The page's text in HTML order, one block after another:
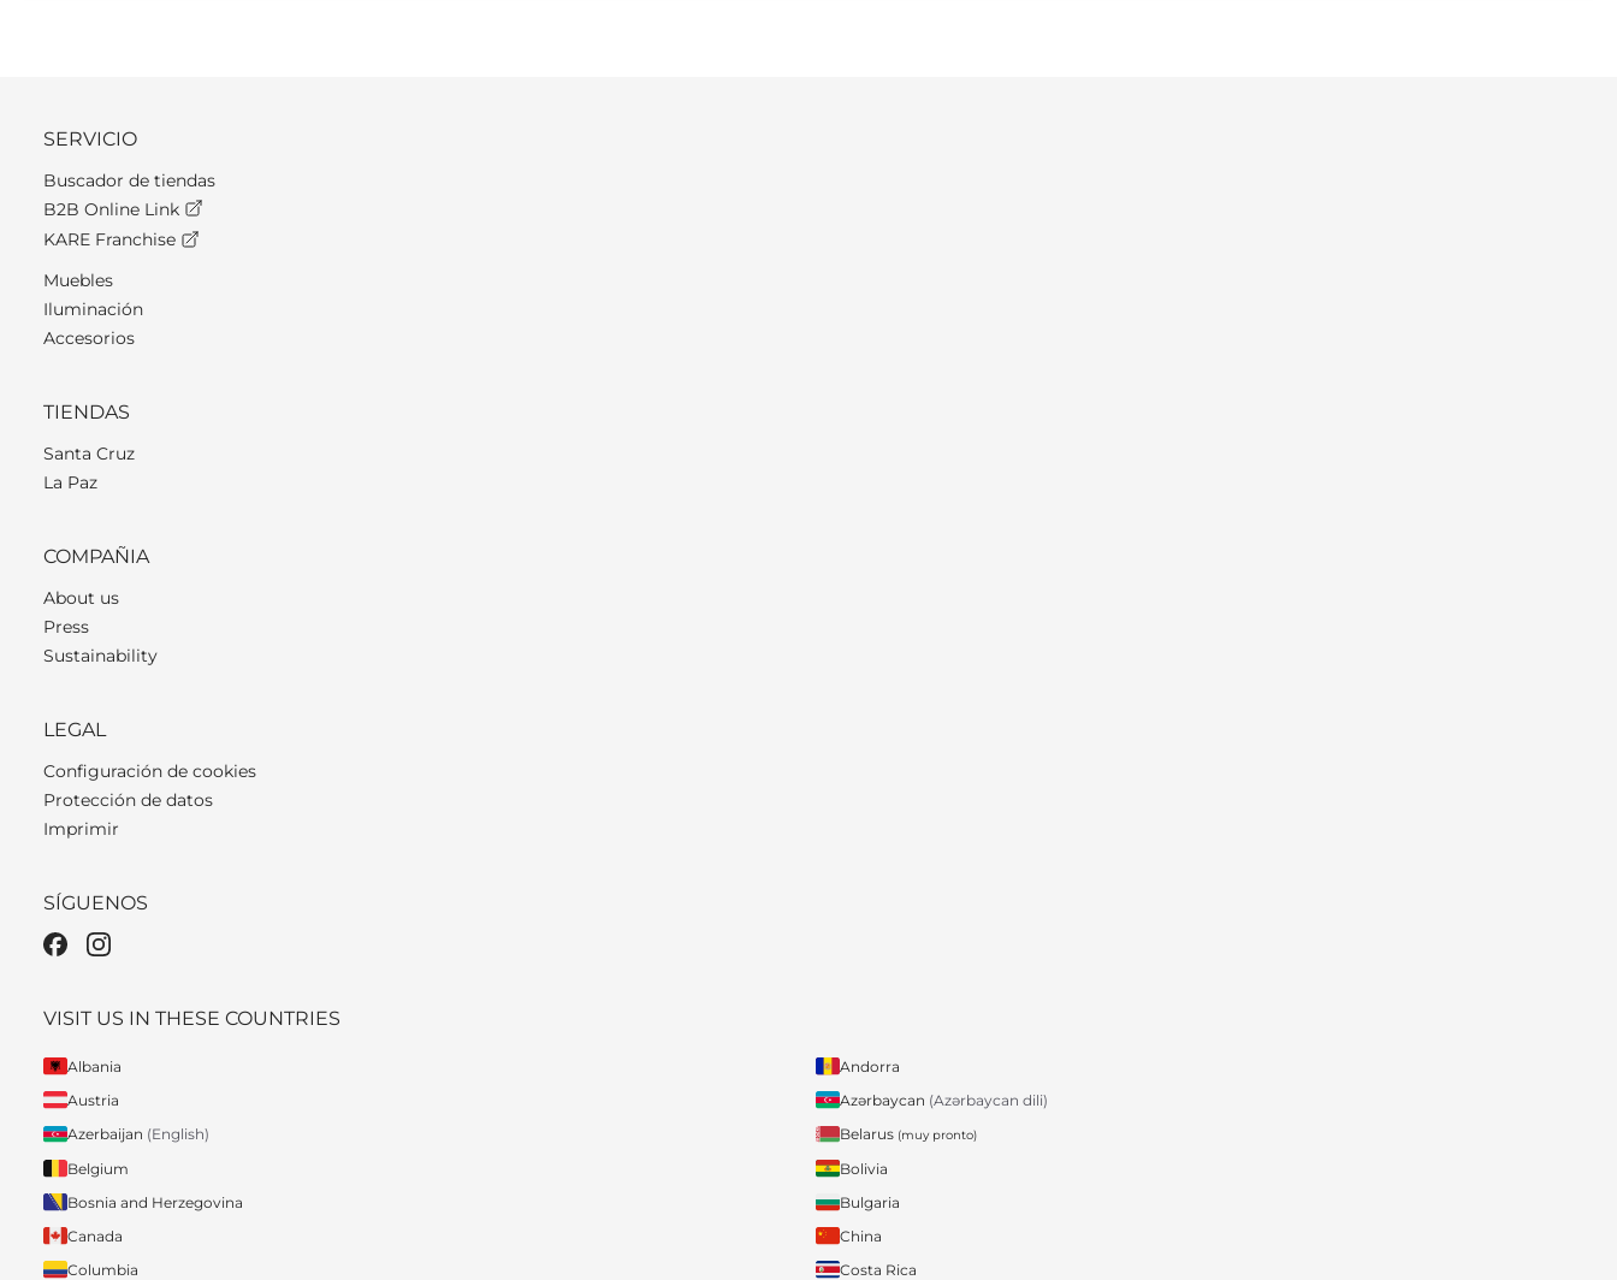
SERVICIO
Buscador de tiendas
B2B Online Link
KARE Franchise
Muebles
Iluminación
Accesorios
TIENDAS
Santa Cruz
La Paz
COMPAÑIA
About us
Press
Sustainability
LEGAL
Configuración de cookies
Protección de datos
Imprimir
SÍGUENOS
VISIT US IN THESE COUNTRIES
Albania
Andorra
Austria
Azərbaycan (Azərbaycan dili)
Azerbaijan (English) Belarus (muy pronto)
Belgium
Bolivia
Bosnia and Herzegovina
Bulgaria
Canada
China
Columbia
Costa Rica